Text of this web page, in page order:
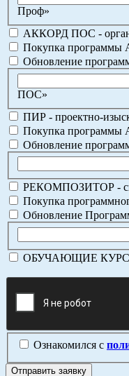
Проф»
АККОРД ПОС -
Покупка
Обновление
ПОС»
ПИР - проектно-
Покупка
Обновление
РЕКОМПОЗИТОР -
Покупка
Обновление
ОБУЧАЮЩИЕ
Ознакомился с